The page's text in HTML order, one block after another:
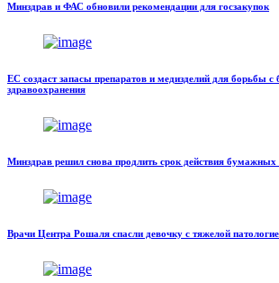
Минздрав и ФАС обновили рекомендации для госзакупок
ЕС создаст запасы препаратов и медизделий для борьбы
здравоохранения
Минздрав решил снова продлить срок действия
Врачи Центра Рошаля спасли девочку с тяжелой